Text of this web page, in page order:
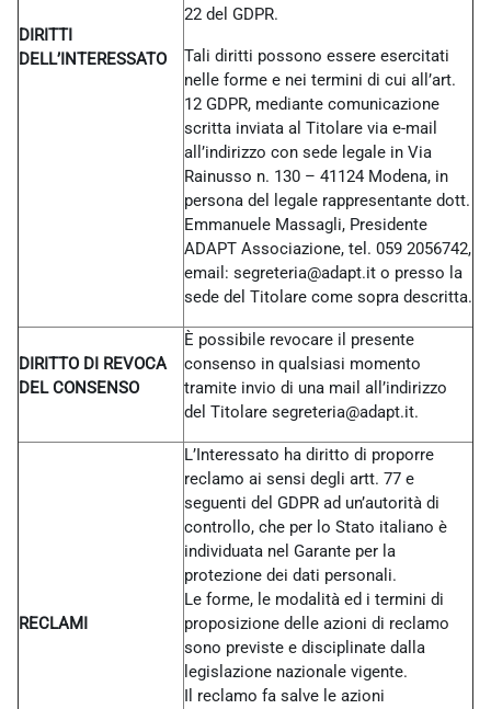
DIRITTI
DELL’INTERESSATO
22 del GDPR.
Tali diritti possono essere esercitati
nelle forme e nei termini di cui all’art.
12 GDPR, mediante comunicazione
scritta inviata al Titolare via e-mail
all’indirizzo con sede legale in Via
Rainusso n. 130 – 41124 Modena, in
persona del legale rappresentante dott.
Emmanuele Massagli, Presidente
ADAPT Associazione, tel. 059 2056742,
email: segreteria@adapt.it o presso la
sede del Titolare come sopra descritta.
DIRITTO DI REVOCA
DEL CONSENSO
È possibile revocare il presente
consenso in qualsiasi momento
tramite invio di una mail all’indirizzo
del Titolare segreteria@adapt.it.
RECLAMI
L’Interessato ha diritto di proporre
reclamo ai sensi degli artt. 77 e
seguenti del GDPR ad un’autorità di
controllo, che per lo Stato italiano è
individuata nel Garante per la
protezione dei dati personali.
Le forme, le modalità ed i termini di
proposizione delle azioni di reclamo
sono previste e disciplinate dalla
legislazione nazionale vigente.
Il reclamo fa salve le azioni